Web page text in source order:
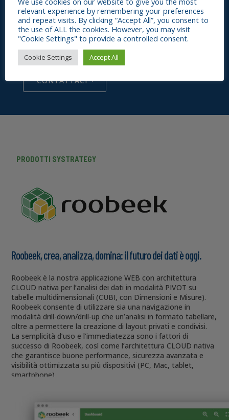
soluzione per la tua azienda?
Contattaci, un consulente Systrategy sarà a tua
disposizione per ascoltare le tue esigenze e trovare
insieme una soluzione.
CONTATTACI
PRODOTTI SYSTRATEGY
Roobeek,crea, analizza, domina: il futuro dei dati è oggi.
Roobeek è la nostra applicazione WEB con architettura
CLOUD nativa per l’analisi dei dati in modalità PIVOT su
tabelle multidimensionali (CUBI, con Dimensioni e Misure).
Roobeek consente di utilizzare sia una navigazione in
modalità drill-down/drill-up che un’analisi in formato tabellare,
oltre a permettere la creazione di layout privati e condivisi.
La semplicità d’uso e l’immediatezza sono i fattori di
successo di Roobeek, così come l’architettura CLOUD nativa
che garantisce buone performance, sicurezza avanzata e
visibilità ottimizzata su più dispositivi (PC, Mac, tablet,
smartphone).
relevant experience by remembering your preferences
and repeat visits. By clicking “Accept All”, you consent to
the use of ALL the cookies. However, you may visit
"Cookie Settings" to provide a controlled consent.
Cookie Settings Accept All